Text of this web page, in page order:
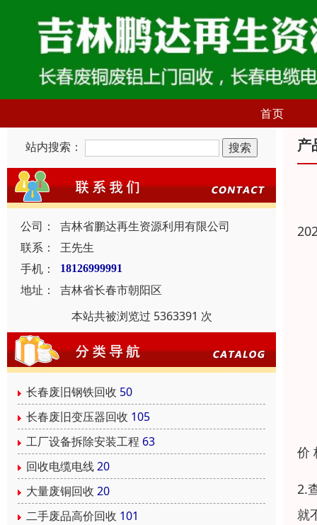
首页
站内搜索：
公司：
吉林省鹏达再生资源利用有限公司
联系：
王先生
手机：
18126999991
地址：
吉林省长春市朝阳区
本站共被浏览过 5363391 次
长春废旧钢铁回收 50
长春废旧变压器回收 105
工厂设备拆除安装工程 63
回收电缆电线20
大量废铜回收 20
二手废品高价回收 101
产
价
2.
就